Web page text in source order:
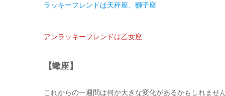
ラッキーフレンドは天秤座、獅子座
アンラッキーフレンドは乙女座
【蠍座】
これからの一週間は何か大きな変化があるかもしれま